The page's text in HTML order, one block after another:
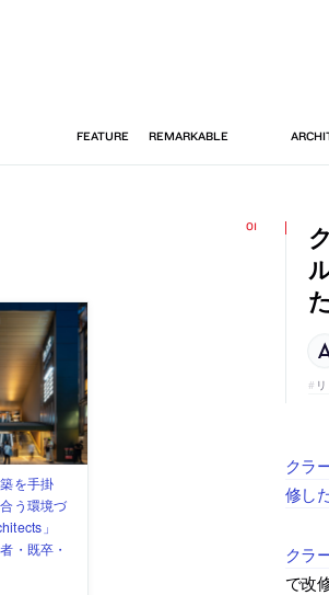
株
（経験
募集中
環の仕組
主体の働
つぎと」
・既卒）
パートナ
を手掛
う環境づ
」
・既卒・
梅澤竜也 /
フ・アル
クラ
修し
クラ
で改